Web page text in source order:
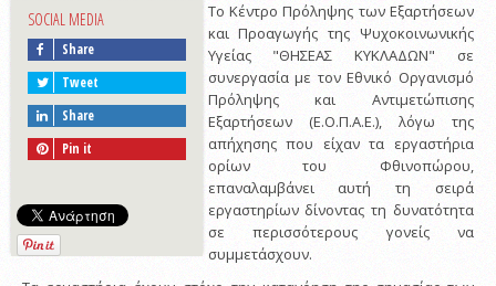
SOCIAL MEDIA
Share
Tweet
Share
Pin it
Το Κέντρο Πρόληψης των Εξαρτήσεων
και Προαγωγής της Ψυχοκοινωνικής
Υγείας "ΘΗΣΕΑΣ ΚΥΚΛΑΔΩΝ" σε
συνεργασία με τον Εθνικό Οργανισμό
Πρόληψης και Αντιμετώπισης
Εξαρτήσεων (Ε.Ο.Π.Α.Ε.), λόγω της
απήχησης που είχαν τα εργαστήρια
ορίων του Φθινοπώρου,
επαναλαμβάνει αυτή τη σειρά
εργαστηρίων δίνοντας τη δυνατότητα
σε περισσότερους γονείς να
συμμετάσχουν.